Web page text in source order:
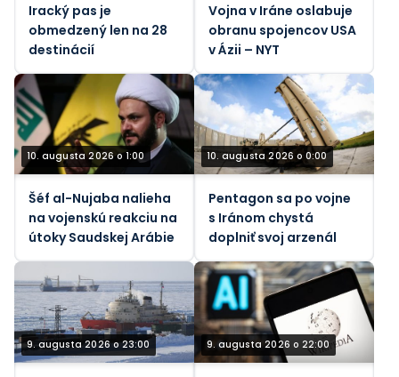
Iracký pas je
obmedzený len na 28
destinácií
Vojna v Iráne oslabuje
obranu spojencov USA
v Ázii – NYT
10. augusta 2026 o 1:00
Šéf al-Nujaba nalieha
na vojenskú reakciu na
útoky Saudskej Arábie
10. augusta 2026 o 0:00
Pentagon sa po vojne
s Iránom chystá
doplniť svoj arzenál
9. augusta 2026 o 23:00 9. augusta 2026 o 22:00